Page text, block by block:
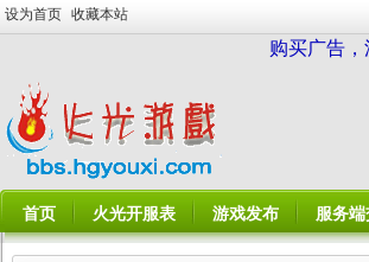
设为首页 收藏本站
购买广告
首页 火光开服表 游戏发布 服务